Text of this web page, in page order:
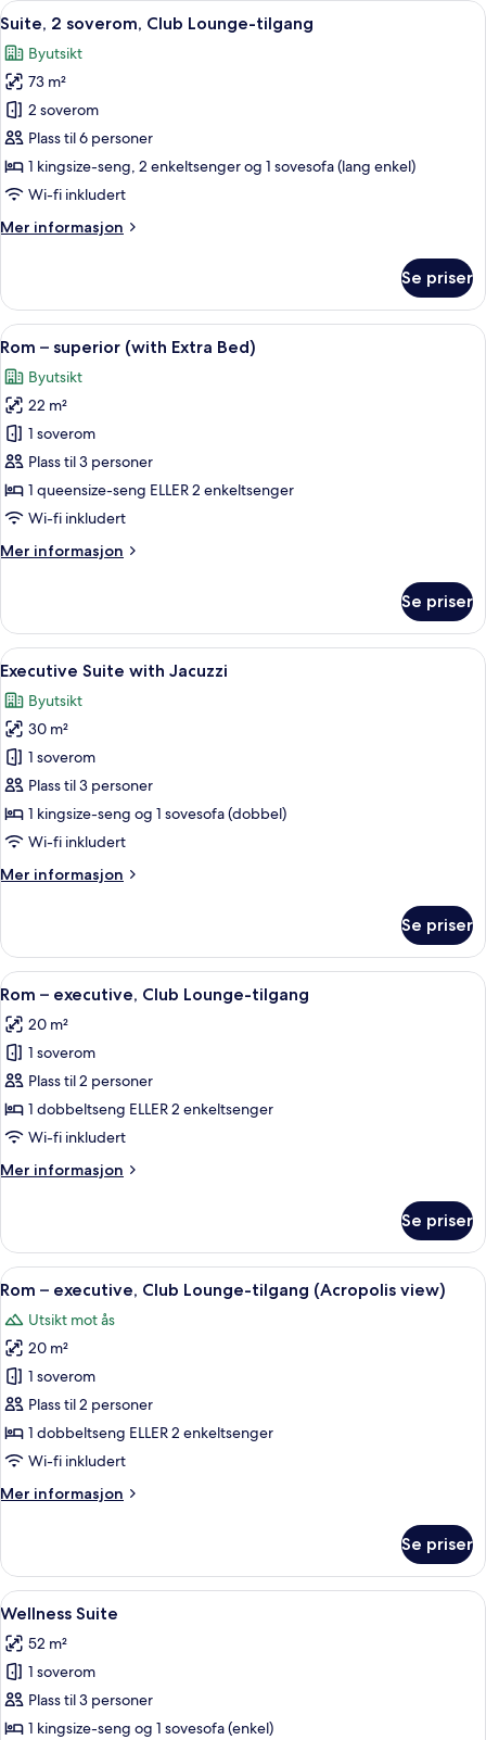
Club
tilgang
Åpne
alle
bildene
av
Suite,
2
soverom,
Club
tilgang
Dundyner, safe på rommet,
28
Suite, 2 soverom, Club Lounge-tilgang
Byutsikt
73 m²
2 soverom
Plass til 6 personer
1 kingsize-seng, 2 enkeltsenger og 1 sovesofa (lang enkel)
Wi-fi inkludert
Mer informasjon
Mer
2
soverom,
Club
tilgang
Se priser
Åpne
alle
bildene
av
Rom
–
superior
(with
Bed)
Dundyner, safe på rommet,
14
Rom – superior (with Extra Bed)
Byutsikt
22 m²
1 soverom
Plass til 3 personer
1 queensize-seng ELLER 2 enkeltsenger
Wi-fi inkludert
Mer informasjon
Mer
–
superior
(with
Bed)
Se priser
Åpne
alle
bildene
av
Executive
Suite
with
Jacuzzi
Executive Suite with Jacuzzi |
23
Executive Suite with Jacuzzi
Byutsikt
30 m²
1 soverom
Plass til 3 personer
1 kingsize-seng og 1 sovesofa (dobbel)
Wi-fi inkludert
Mer informasjon
Mer
Suite
with
Jacuzzi
Se priser
Åpne
alle
bildene
av
Rom
–
executive,
Lounge-
Rom – executive, Club Lounge-
15
Rom – executive, Club Lounge-tilgang
20 m²
1 soverom
Plass til 2 personer
1 dobbeltseng ELLER 2 enkeltsenger
Wi-fi inkludert
Mer informasjon
Mer
–
executive,
Club
tilgang
Se priser
Åpne
alle
bildene
av
Rom
–
executive,
Club
tilgang
18
Rom – executive, Club Lounge-tilgang (Acropolis view)
Utsikt mot ås
20 m²
1 soverom
Plass til 2 personer
1 dobbeltseng ELLER 2 enkeltsenger
Wi-fi inkludert
Mer informasjon
Mer
–
executive,
Club
tilgang
(Acropolis
Se priser
Åpne
alle
bildene
av
Wellness
Suite
Wellness Suite | Oppholdsområde |
1
Wellness Suite
52 m²
1 soverom
Plass til 3 personer
1 kingsize-seng og 1 sovesofa (enkel)